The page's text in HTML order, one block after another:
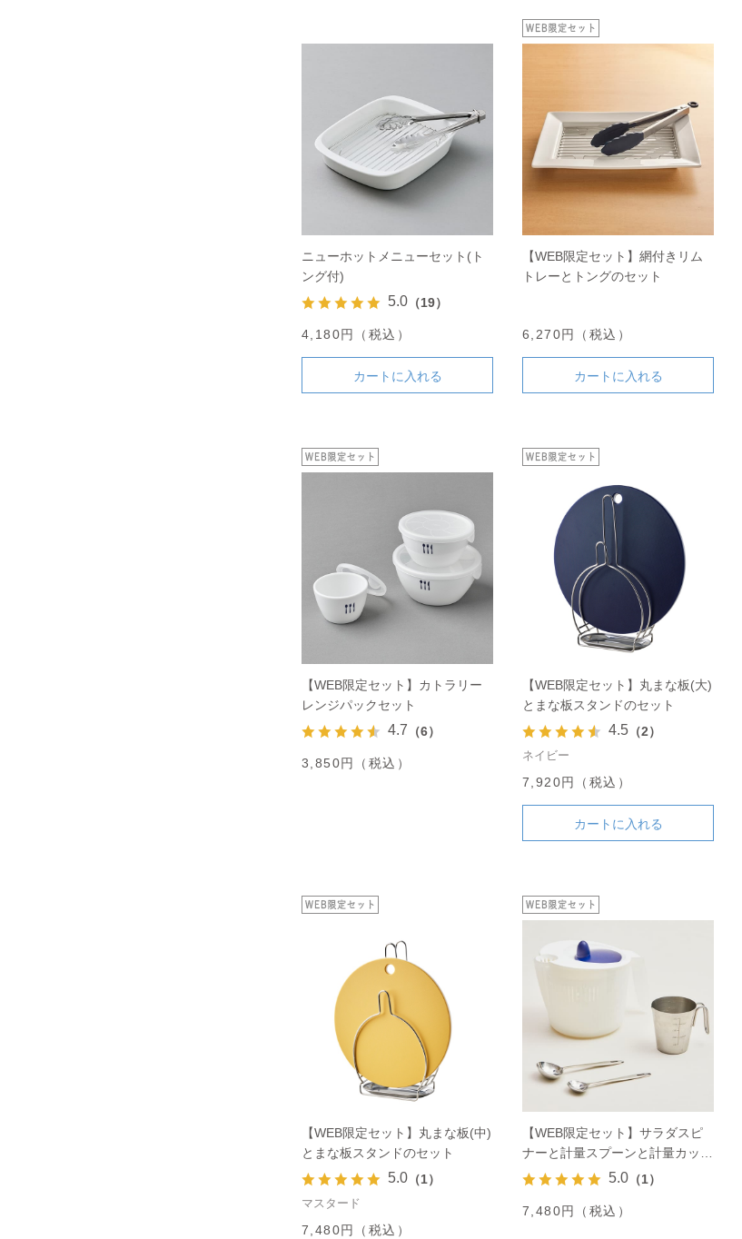
ニューホットメニューセット(ト
ング付)
5.0 （19）
4,180円（税込）
カートに入れる
【WEB限定セット】網付きリム
トレーとトングのセット
6,270円（税込）
カートに入れる
【WEB限定セット】カトラリー
レンジパックセット
4.7 （6）
3,850円（税込）
【WEB限定セット】丸まな板(大)
とまな板スタンドのセット
4.5 （2）
ネイビー
7,920円（税込）
カートに入れる
【WEB限定セット】丸まな板(中)
とまな板スタンドのセット
5.0 （1）
マスタード
7,480円（税込）
【WEB限定セット】サラダスピ
ナーと計量スプーンと計量カップ
のセット
5.0 （1）
7,480円（税込）